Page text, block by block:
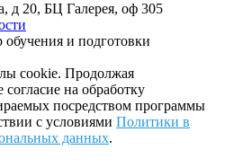
д 20, БЦ Галерея, оф 305
и подготовки
cookie. Продолжая
согласие на обработку
посредством программы
с условиями Политики в
данных.